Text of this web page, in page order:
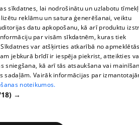
e-mail -
sīkdatnes, lai nodrošinātu un uzlabotu
reklāmu un satura ģenerēšanai, veiktu
datu apkopošanu, kā arī produktu
par visām sīkdatnēm, kuras tiek
var atšķirties atkarībā no
jebkurā brīdī ir iespēja piekrist, atteikties
sniegšana, kā arī tās atsaukšana vai
sadaļām. Vairāk informācijas par
noteikumos.
→